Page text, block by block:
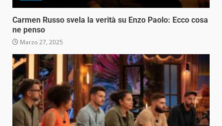
Carmen Russo svela la verità su Enzo Paolo: Ecco cosa
ne penso
Marzo 27, 2025